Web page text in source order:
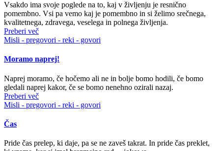
Vsakdo ima svoje poglede na to, kaj v življenju je resnično
pomembno. Vsi pa vemo kaj je pomembno in si želimo srečnega,
kvalitetnega, zdravega, veselega in polnega življenja.
Preberi več
Misli - pregovori - reki - govori
Moramo naprej!
Naprej moramo, če hočemo ali ne in bolje bomo hodili, če bomo
gledali naprej kakor, če se bomo nenehno ozirali nazaj.
Preberi več
Misli - pregovori - reki - govori
Čas
Pride čas prelep, ki daje, pa se ne zaveš takrat. In pride čas preklet,